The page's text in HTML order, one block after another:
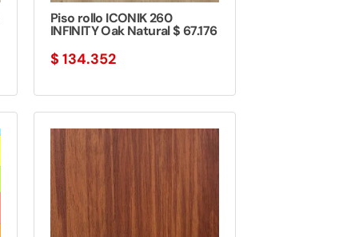
Piso rollo ICONIK 260
INFINITY Oak Natural $ 67.176
$ 134.352